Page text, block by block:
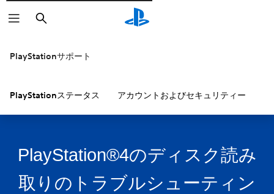
検
索
PlayStationサポート
PlayStationステータス アカウントおよびセキュリティー
PlayStation®4のディスク読み
取りのトラブルシューティン